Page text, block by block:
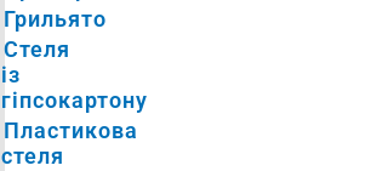
Грильято
Стеля
із
гіпсокартону
Пластикова
стеля